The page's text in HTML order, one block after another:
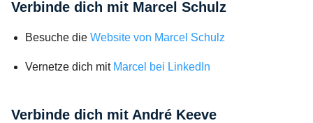
Verbinde dich mit Marcel Schulz
Besuche die Website von Marcel Schulz
Vernetze dich mit Marcel bei LinkedIn
Verbinde dich mit André Keeve